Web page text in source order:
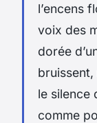
l’encens
voix des
dorée
bruissent,
le silence
comme